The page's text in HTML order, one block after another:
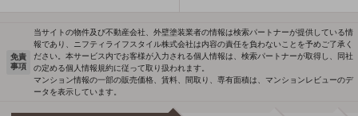
免責
事項
当サイトの物件及び不動産会社、外壁塗装業者の情報は検索パートナーが提供している情
報であり、ニフティライフスタイル株式会社は内容の責任を負わないことを予めご了承く
ださい。本サービス内でお客様が入力される個人情報は、検索パートナーが取得し、同社
の定める個人情報規約に従って取り扱われます。
マンション情報の一部の販売価格、賃料、間取り、専有面積は、マンションレビューのデ
ータを表示しています。